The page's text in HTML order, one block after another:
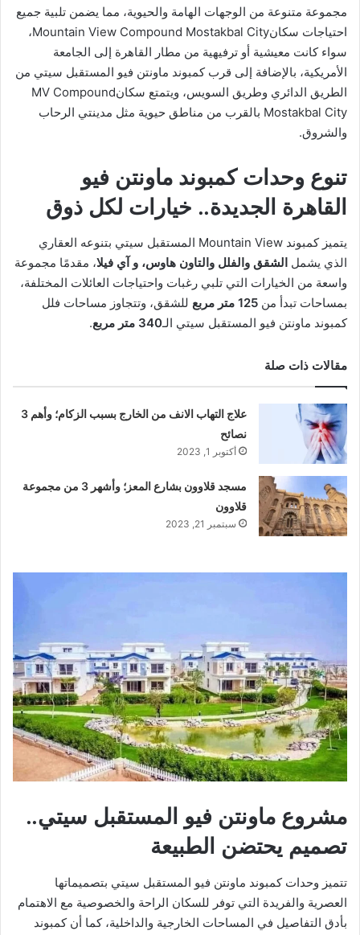
مجموعة متنوعة من الوجهات الهامة والحيوية، مما يضمن تلبية جميع
احتياجات سكانMountain View Compound Mostakbal City،
سواء كانت معيشية أو ترفيهية من مطار القاهرة إلى الجامعة
الأمريكية، بالإضافة إلى قرب كمبوند ماونتن فيو المستقبل سيتي من
الطريق الدائري وطريق السويس، ويتمتع سكانMV Compound
Mostakbal City بالقرب من مناطق حيوية مثل مدينتي الرحاب
والشروق.
تنوع وحدات كمبوند ماونتن فيو
القاهرة الجديدة.. خيارات لكل ذوق
يتميز كمبوند Mountain View المستقبل سيتي بتنوعه العقاري
الذي يشمل الشقق والفلل والتاون هاوس، و آي فيلا، مقدمًا مجموعة
واسعة من الخيارات التي تلبي رغبات واحتياجات العائلات المختلفة،
بمساحات تبدأ من 125 متر مربع
للشقق، وتتجاوز مساحات فلل
كمبوند ماونتن فيو المستقبل سيتي الـ340 متر مربع .
مقالات ذات صلة
علاج التهاب الانف من الخارج بسبب الزكام؛ وأهم 3
نصائح
أكتوبر 1, 2023
مسجد قلاوون بشارع المعز؛ وأشهر 3 من مجموعة
قلاوون
سبتمبر 21, 2023
مشروع ماونتن فيو المستقبل سيتي..
تصميم يحتضن الطبيعة
تتميز وحدات كمبوند ماونتن فيو المستقبل سيتي بتصميماتها
العصرية والفريدة التي توفر للسكان الراحة والخصوصية مع الاهتمام
بأدق التفاصيل في المساحات الخارجية والداخلية، كما أن كمبوند